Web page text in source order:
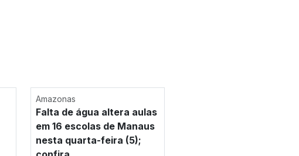
Amazonas
Falta de água altera aulas
em 16 escolas de Manaus
nesta quarta-feira (5);